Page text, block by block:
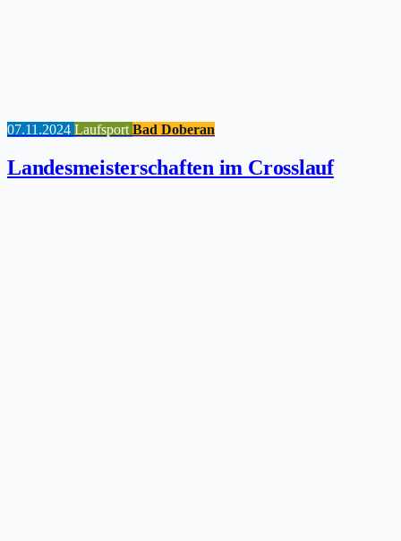
07.11.2024 Laufsport Bad Doberan
Landesmeisterschaften im Crosslauf